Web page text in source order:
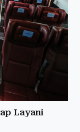
Layani